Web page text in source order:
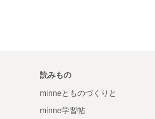
読みもの
minneとものづくりと
minne学習帖